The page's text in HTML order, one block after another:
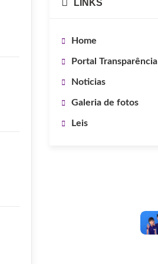
LINKS
Home
Portal Transparência
Noticias
Galeria de fotos
Leis